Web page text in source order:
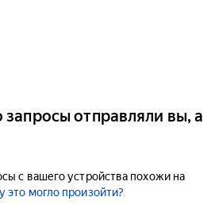
отправляли вы, а
с вашего устройства похожи на
это могло произойти?